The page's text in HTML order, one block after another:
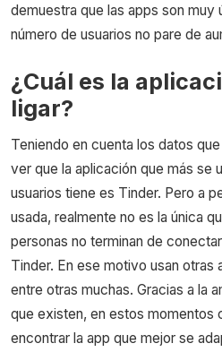
demuestra que las apps son muy
número de usuarios no pare de
¿Cuál es la
ligar?
Teniendo en cuenta los datos
ver que la aplicación que más se
usuarios tiene es Tinder. Pero a
usada, realmente no es la única
personas no terminan de
Tinder. En ese motivo usan otras
entre otras muchas. Gracias a la
que existen, en estos momentos
encontrar la app que mejor se